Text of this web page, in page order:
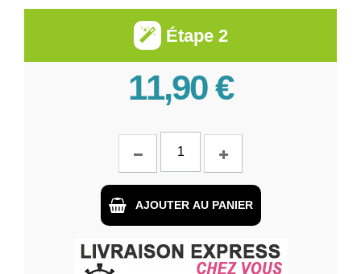
Étape 2
11,90 €
AJOUTER AU PANIER